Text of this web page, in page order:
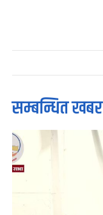
सम्बन्धित खबर